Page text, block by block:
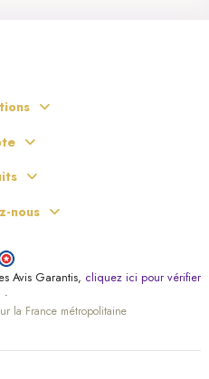
nous
Avis Garantis, cliquez ici pour vérifier
.
la France métropolitaine